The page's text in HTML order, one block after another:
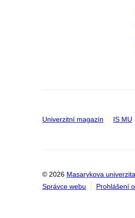
Univerzitní magazín IS MU
© 2026 Masarykova univerzita
Správce webu
Prohlášení